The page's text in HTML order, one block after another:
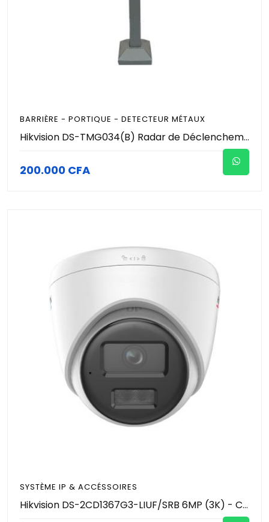
BARRIÈRE - PORTIQUE - DETECTEUR MÉTAUX
Hikvision DS-TMG034(B) Radar de Déclenchement 79 GHz pour Barrière Levante | Radar de Contrôle d'Accès Véhicules Parking RS-485 Bluetooth
200.000 CFA
SYSTÈME IP & ACCÉSSOIRES
Hikvision DS-2CD1367G3-LIUF/SRB 6MP (3K) - Caméra Tourelle IP ColorVu 3.0 - Vision Couleur 24/7 - Smart Hybrid Light IR & Lumière Blanche - Détection Personnes/Véhicules - Micro & Haut-parleur - IP67 - Emplacement MicroSD 512 Go